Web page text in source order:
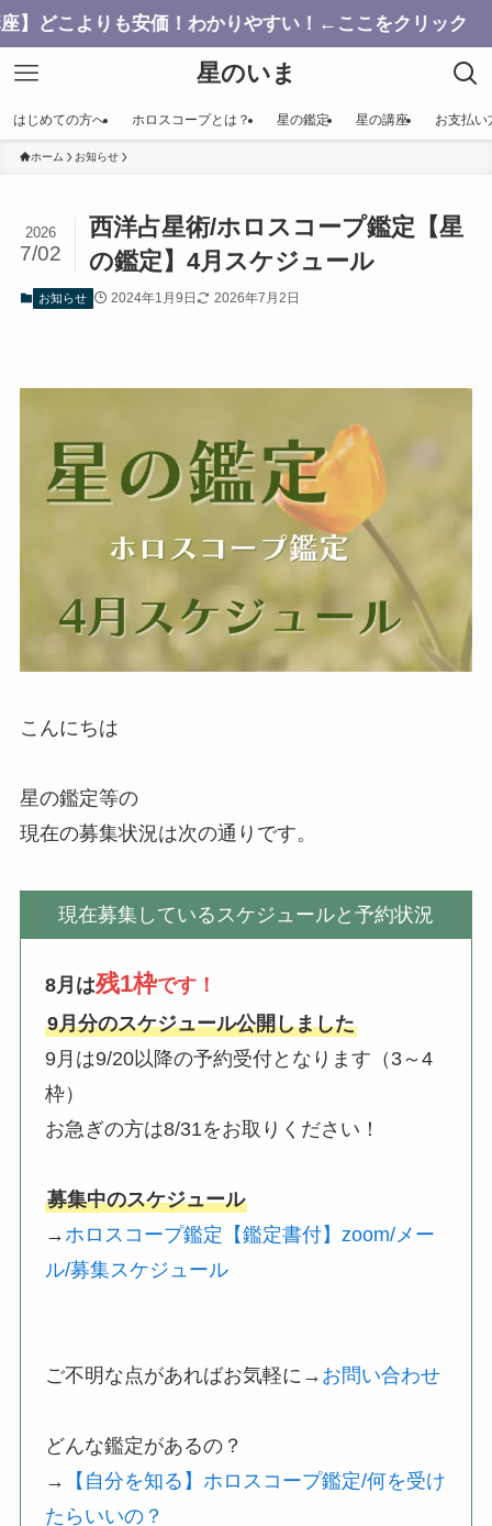
も安価！わかりやすい！←ここをクリック
星のいま
はじめての方へ ホロスコープとは？ 星の鑑定 星の講座 お支払い
ホーム お知らせ
西洋占星術/ホロスコープ鑑定【星
の鑑定】4月スケジュール
2026
7/02
お知らせ 2024年1月9日 2026年7月2日
こんにちは
星の鑑定等の
現在の募集状況は次の通りです。
現在募集しているスケジュールと予約状況
8月は残1枠です！
9月分のスケジュール公開しました
9月は9/20以降の予約受付となります（3～4
枠）
お急ぎの方は8/31をお取りください！
募集中のスケジュール
→ホロスコープ鑑定【鑑定書付】zoom/メー
ル/募集スケジュール
ご不明な点があればお気軽に→ お問い合わせ
どんな鑑定があるの？
→
【自分を知る】ホロスコープ鑑定/何を受け
たらいいの？